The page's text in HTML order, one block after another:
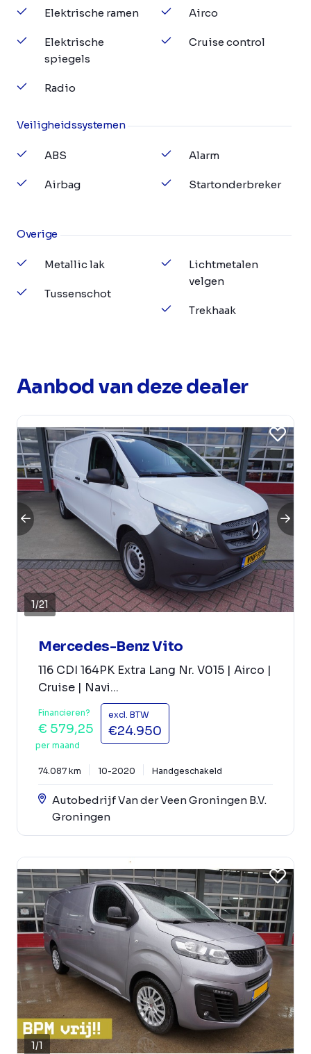
Elektrische ramen
Elektrische
spiegels
Radio
Airco
Cruise control
Veiligheidssystemen
ABS
Airbag
Alarm
Startonderbreker
Overige
Metallic lak
Tussenschot
Lichtmetalen
velgen
Trekhaak
Aanbod van deze dealer
1/21
Mercedes-Benz Vito
116 CDI 164PK Extra Lang Nr. V015 | Airco |
Cruise | Navi...
Financieren?
€ 579,25
per maand
excl. BTW
€24.950
74.087 km 10-2020 Handgeschakeld
Autobedrijf Van der Veen Groningen B.V.
Groningen
1/1